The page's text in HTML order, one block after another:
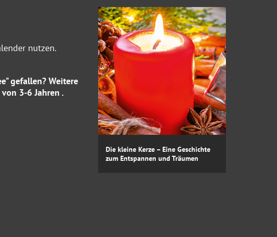
nutzen.
gefallen? Weitere
3-6 Jahren .
Die kleine Kerze – Eine Geschichte
zum Entspannen und Träumen